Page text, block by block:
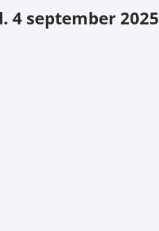
4 september 2025